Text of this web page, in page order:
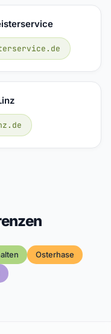
Osterhase